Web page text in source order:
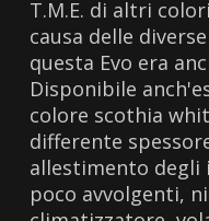
T.M.E. di altri
causa delle
questa Evo era
Disponibile
colore scothia
differente
allestimento degli
poco avvolgenti,